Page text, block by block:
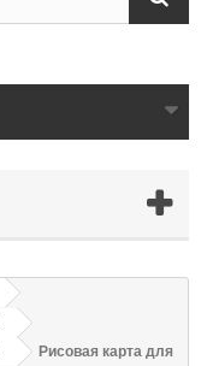
Рисовая карта для